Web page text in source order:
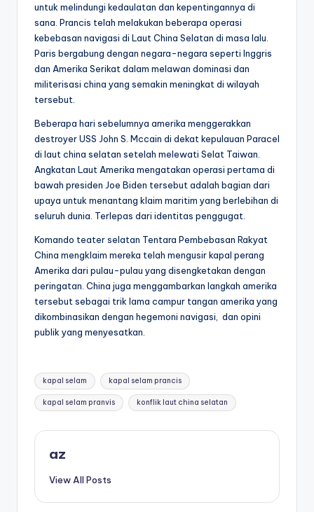
untuk melindungi kedaulatan dan kepentingannya di
sana. Prancis telah melakukan beberapa operasi
kebebasan navigasi di Laut China Selatan di masa lalu.
Paris bergabung dengan negara-negara seperti Inggris
dan Amerika Serikat dalam melawan dominasi dan
militerisasi china yang semakin meningkat di wilayah
tersebut.
Beberapa hari sebelumnya amerika menggerakkan
destroyer USS John S. Mccain di dekat kepulauan Paracel
di laut china selatan setelah melewati Selat Taiwan.
Angkatan Laut Amerika mengatakan operasi pertama di
bawah presiden Joe Biden tersebut adalah bagian dari
upaya untuk menantang klaim maritim yang berlebihan di
seluruh dunia. Terlepas dari identitas penggugat.
Komando teater selatan Tentara Pembebasan Rakyat
China mengklaim mereka telah mengusir kapal perang
Amerika dari pulau-pulau yang disengketakan dengan
peringatan. China juga menggambarkan langkah amerika
tersebut sebagai trik lama campur tangan amerika yang
dikombinasikan dengan hegemoni navigasi, dan opini
publik yang menyesatkan.
Tags:
kapal selam kapal selam prancis
kapal selam pranvis konflik laut china selatan
az
View All Posts